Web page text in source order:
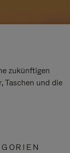
zukünftigen
Taschen und die